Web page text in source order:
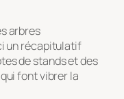
arbres
un récapitulatif
de stands et des
font vibrer la